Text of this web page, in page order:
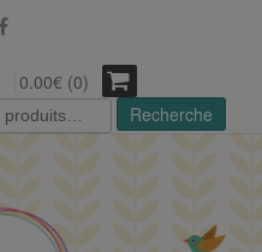
0.00€ (0)
Recherche